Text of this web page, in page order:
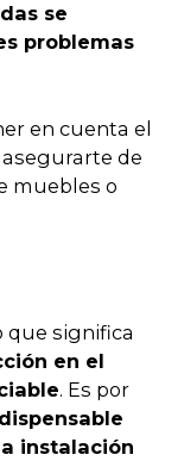
se
problemas
en cuenta el
de
muebles o
que significa
en el
. Es por
instalación